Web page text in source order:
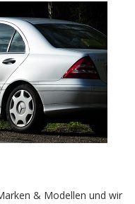
& Modellen und wir